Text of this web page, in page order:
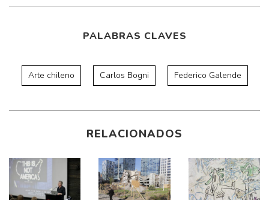
PALABRAS CLAVES
Arte chileno Carlos Bogni Federico Galende
RELACIONADOS